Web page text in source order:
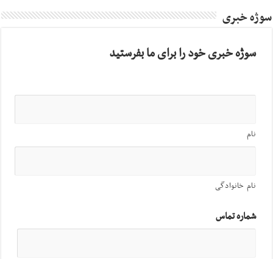
سوژه خبری
سوژه خبری خود را برای ما بفرستید
نام
نام خانوادگی
شماره تماس